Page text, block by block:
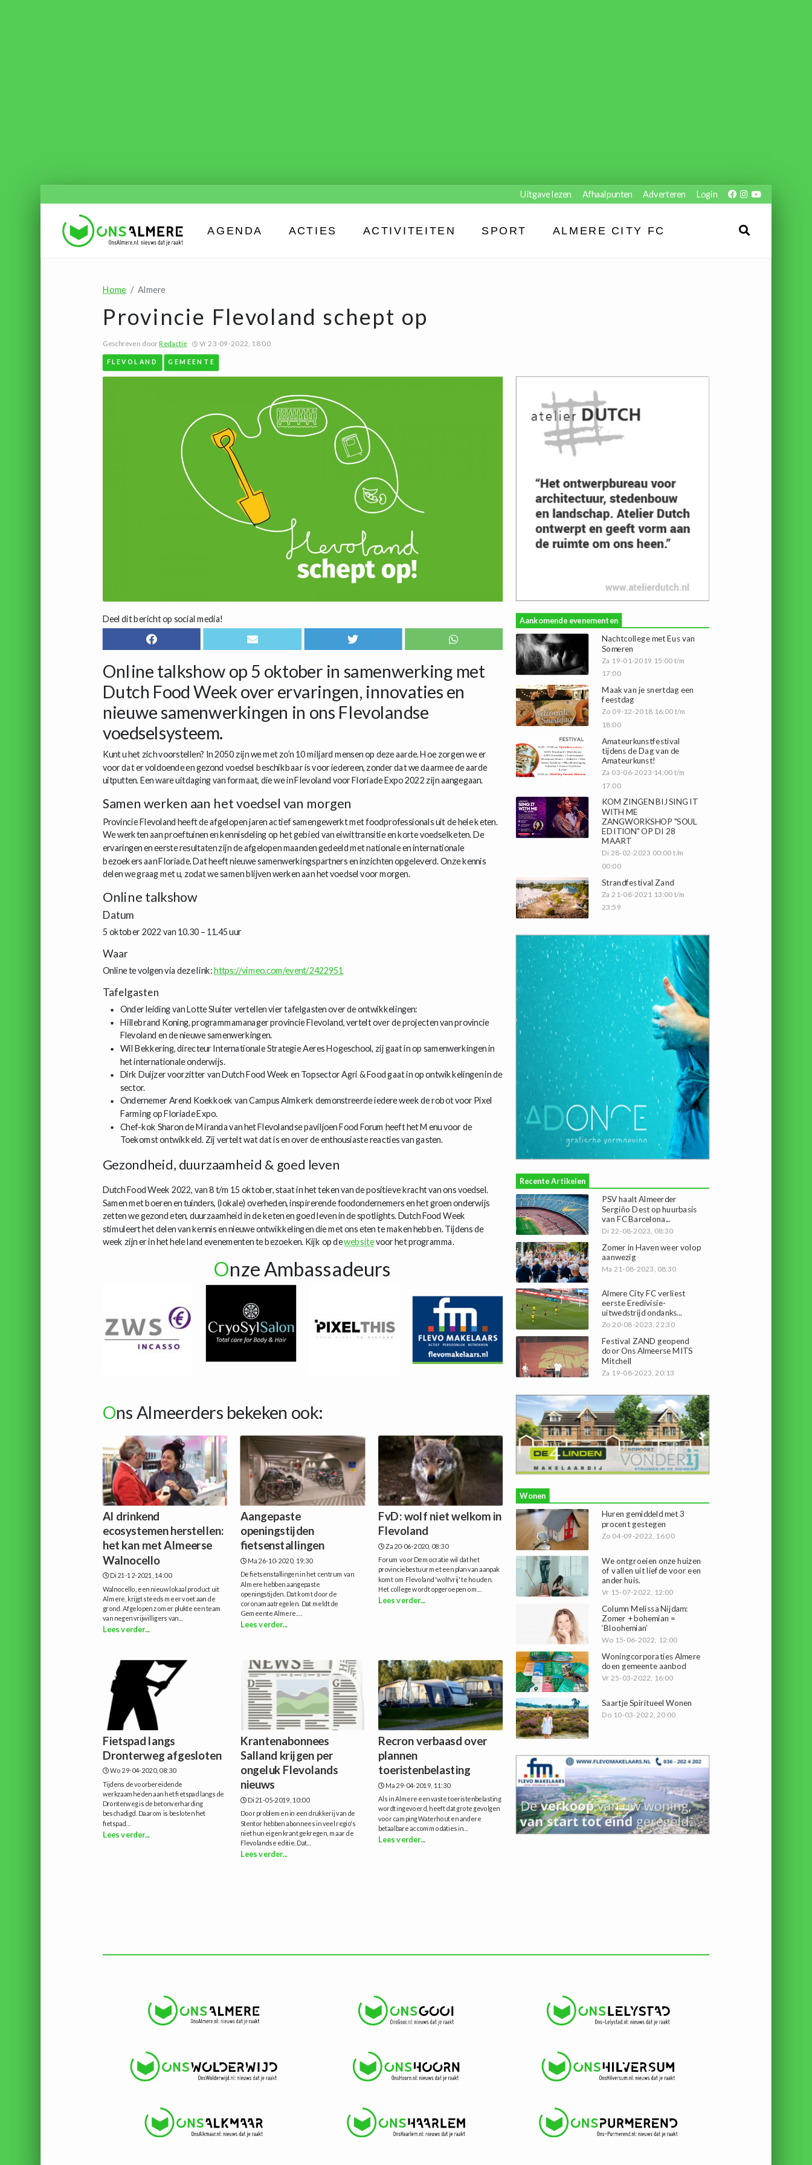
Uitgave lezen Afhaalpunten Adverteren Login
AGENDA ACTIES ACTIVITEITEN SPORT ALMERE CITY FC
Home Almere
Provincie Flevoland schept op
Geschreven doorRedactie Vr 23-09-2022, 18:00
FLEVOLAND GEMEENTE
Deel dit bericht op social media!
Online talkshow op 5 oktober in samenwerking met
Dutch Food Week over ervaringen, innovaties en
nieuwe samenwerkingen in ons Flevolandse
voedselsysteem.
Kunt u het zich voorstellen? In 2050 zijn we met zo’n 10 miljard mensen op deze aarde. Hoe zorgen we er
voor dat er voldoende en gezond voedsel beschikbaar is voor iedereen, zonder dat we daarmee de aarde
uitputten. Een ware uitdaging van formaat, die we in Flevoland voor Floriade Expo 2022 zijn aangegaan.
Samen werken aan het voedsel van morgen
Provincie Flevoland heeft de afgelopen jaren actief samengewerkt met foodprofessionals uit de hele keten.
We werkten aan proeftuinen en kennisdeling op het gebied van eiwittransitie en korte voedselketen. De
ervaringen en eerste resultaten zijn de afgelopen maanden gedeeld met nationale en internationale
bezoekers aan Floriade. Dat heeft nieuwe samenwerkingspartners en inzichten opgeleverd. Onze kennis
delen we graag met u, zodat we samen blijven werken aan het voedsel voor morgen.
Online talkshow
Datum
5 oktober 2022 van 10.30 – 11.45 uur
Waar
Online te volgen via deze link:https://vimeo.com/event/2422951
Tafelgasten
Onder leiding van Lotte Sluiter vertellen vier tafelgasten over de ontwikkelingen:
Hillebrand Koning, programmamanager provincie Flevoland, vertelt over de projecten van provincie
Flevoland en de nieuwe samenwerkingen.
Wil Bekkering, directeur Internationale Strategie Aeres Hogeschool, zij gaat in op samenwerkingen in
het internationale onderwijs.
Dirk Duijzer voorzitter van Dutch Food Week en Topsector Agri & Food gaat in op ontwikkelingen in de
sector.
Ondernemer Arend Koekkoek van Campus Almkerk demonstreerde iedere week de robot voor Pixel
Farming op Floriade Expo.
Chef-kok Sharon de Miranda van het Flevolandse paviljoen Food Forum heeft het Menu voor de
Toekomst ontwikkeld. Zij vertelt wat dat is en over de enthousiaste reacties van gasten.
Gezondheid, duurzaamheid & goed leven
Dutch Food Week 2022, van 8 t/m 15 oktober, staat in het teken van de positieve kracht van ons voedsel.
Samen met boeren en tuinders, (lokale) overheden, inspirerende foodondernemers en het groen onderwijs
zetten we gezond eten, duurzaamheid in de keten en goed leven in de spotlights. Dutch Food Week
stimuleert het delen van kennis en nieuwe ontwikkelingen die met ons eten te maken hebben. Tijdens de
week zijn er in het hele land evenementen te bezoeken. Kijk op dewebsitevoor het programma.
Onze Ambassadeurs
Ons Almeerders bekeken ook:
Al drinkend
ecosystemen herstellen:
het kan met Almeerse
Walnocello
Di 21-12-2021, 14:00
Walnocello, een nieuw lokaal product uit
Almere, krijgt steeds meer voet aan de
grond. Afgelopen zomer plukte een team
van negen vrijwilligers van...
Lees verder...
Aangepaste
openingstijden
fietsenstallingen
Ma 26-10-2020, 19:30
De fietsenstallingen in het centrum van
Almere hebben aangepaste
openingstijden. Dat komt door de
coronamaatregelen. Dat meldt de
Gemeente Almere....
Lees verder...
FvD: wolf niet welkom in
Flevoland
Za 20-06-2020, 08:30
Forum voor Democratie wil dat het
provinciebestuur met een plan van aanpak
komt om Flevoland 'wolfvrij' te houden.
Het college wordt opgeroepen om...
Lees verder...
Fietspad langs
Dronterweg afgesloten
Wo 29-04-2020, 08:30
Tijdens de voorbereidende
werkzaamheden aan het fietspad langs de
Dronterweg is de betonverharding
beschadigd. Daarom is besloten het
fietspad...
Lees verder...
Krantenabonnees
Salland krijgen per
ongeluk Flevolands
nieuws
Di 21-05-2019, 10:00
Door problemen in een drukkerij van de
Stentor hebben abonnees in veel regio's
niet hun eigen krant gekregen, maar de
Flevolandse editie. Dat...
Lees verder...
Recron verbaasd over
plannen
toeristenbelasting
Ma 29-04-2019, 11:30
Als in Almere een vaste toeristenbelasting
wordt ingevoerd, heeft dat grote gevolgen
voor camping Waterhout en andere
betaalbare accommodaties in...
Lees verder...
Aankomende evenementen
Nachtcollege met Eus van
Someren
Za 19-01-2019 15:00 t/m
17:00
Maak van je snertdag een
feestdag
Zo 09-12-2018 16:00 t/m
18:00
Amateurkunstfestival
tijdens de Dag van de
Amateurkunst!
Za 03-06-2023 14:00 t/m
17:00
KOM ZINGEN BIJ SING IT
WITH ME
ZANGWORKSHOP "SOUL
EDITION" OP DI 28
MAART
Di 28-02-2023 00:00 t/m
00:00
Strandfestival Zand
Za 21-08-2021 13:00 t/m
23:59
Recente Artikelen
PSV haalt Almeerder
Sergiño Dest op huurbasis
van FC Barcelona...
Di 22-08-2023, 08:30
Zomer in Haven weer volop
aanwezig
Ma 21-08-2023, 08:30
Almere City FC verliest
eerste Eredivisie-
uitwedstrijd ondanks...
Zo 20-08-2023, 22:30
Festival ZAND geopend
door Ons Almeerse MITS
Mitchell
Za 19-08-2023, 20:13
Wonen
Huren gemiddeld met 3
procent gestegen
Zo 04-09-2022, 16:00
We ontgroeien onze huizen
of vallen uit liefde voor een
ander huis.
Vr 15-07-2022, 12:00
Column Melissa Nijdam:
Zomer + bohemian =
‘Bloohemian’
Wo 15-06-2022, 12:00
Woningcorporaties Almere
doen gemeente aanbod
Vr 25-03-2022, 16:00
Saartje Spiritueel Wonen
Do 10-03-2022, 20:00